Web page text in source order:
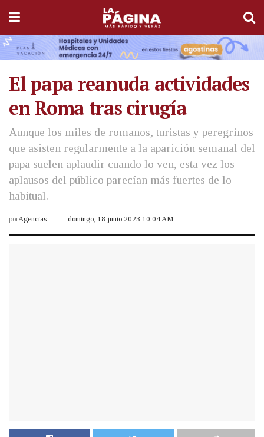
El papa reanuda actividades
en Roma tras cirugía
Aunque los miles de romanos, turistas y peregrinos
que asisten regularmente a la aparición semanal del
papa suelen aplaudir cuando lo ven, esta vez los
aplausos del público parecían más fuertes de lo
habitual.
porAgencias domingo, 18 junio 2023 10:04 AM